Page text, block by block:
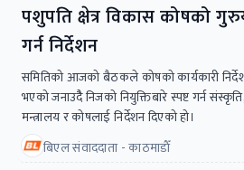
पशुपति क्षेत्र विकास कोषको
गर्न निर्देशन
समितिको आजको बैठकले कोषको कार्यकारी
भएको जनाउदैै निजको नियुक्तिबारे स्पष्ट गर्न
मन्त्रालय र कोषलाई निर्देशन दिएको हो।
बिएल संवाददाता - काठमाडाैँ